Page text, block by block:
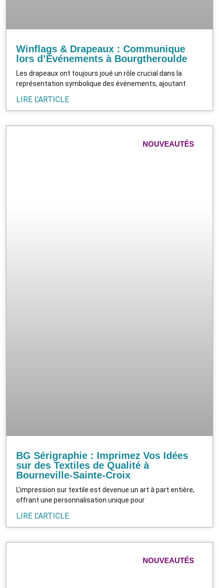
Winflags & Drapeaux : Communique
lors d’Événements à Bourgtheroulde
Les drapeaux ont toujours joué un rôle crucial dans la
représentation symbolique des événements, ajoutant
LIRE L'ARTICLE
NOUVEAUTÉS
BG Sérigraphie : Imprimez Vos Idées
sur des Textiles de Qualité à
Bourneville-Sainte-Croix
L’impression sur textile est devenue un art à part entière,
offrant une personnalisation unique pour
LIRE L'ARTICLE
NOUVEAUTÉS